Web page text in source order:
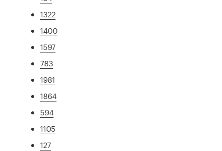
1322
1400
1597
783
1981
1864
594
1105
127